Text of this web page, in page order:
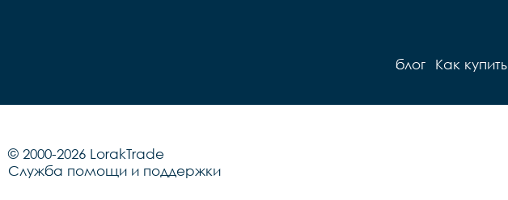
блог Как купить
© 2000-2026 LorakTrade
Служба помощи и поддержки